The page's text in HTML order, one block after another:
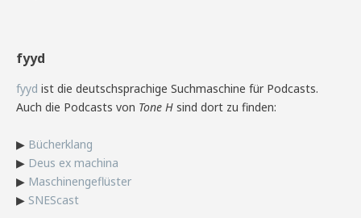
fyyd
fyyd ist die deutschsprachige Suchmaschine für Podcasts.
Auch die Podcasts von Tone H sind dort zu finden:
▶ Bücherklang
▶ Deus ex machina
▶ Maschinengeflüster
▶ SNEScast